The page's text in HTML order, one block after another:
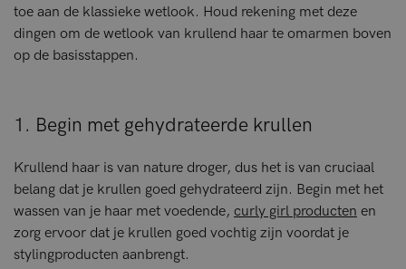
toe aan de klassieke wetlook. Houd rekening met deze
dingen om de wetlook van krullend haar te omarmen boven
op de basisstappen.
1. Begin met gehydrateerde krullen
Krullend haar is van nature droger, dus het is van cruciaal
belang dat je krullen goed gehydrateerd zijn. Begin met het
wassen van je haar met voedende, curly girl producten en
zorg ervoor dat je krullen goed vochtig zijn voordat je
stylingproducten aanbrengt.